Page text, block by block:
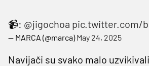
📹: @jigochoa pic.twitter.com/
— MARCA (@marca)May 24, 2025
Navijači su svako malo